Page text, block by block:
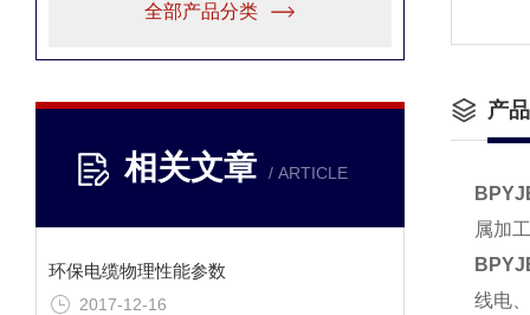
全部产品分类
相关文章 / ARTICLE
环保电缆物理性能参数
2017-12-16
产
属加
线电